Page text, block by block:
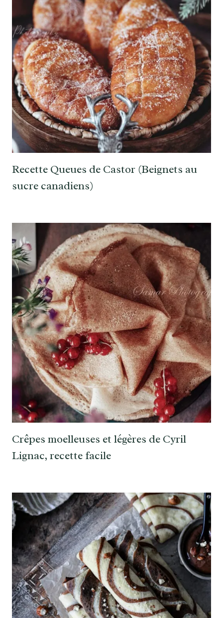
Recette Queues de Castor (Beignets au
sucre canadiens)
Crêpes moelleuses et légères de Cyril
Lignac, recette facile